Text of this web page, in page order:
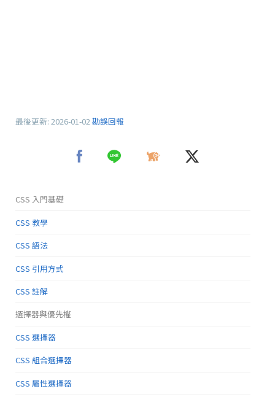
最後更新: 2026-01-02勘誤回報
CSS 入門基礎
CSS 教學
CSS 語法
CSS 引用方式
CSS 註解
選擇器與優先權
CSS 選擇器
CSS 組合選擇器
CSS 屬性選擇器